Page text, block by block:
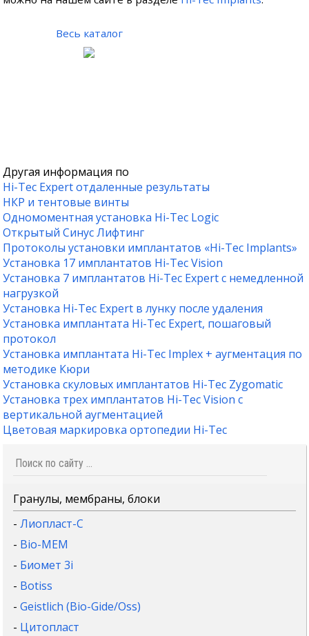
Весь каталог
Другая информация по
Hi-Tec Expert отдаленные результаты
НКР и тентовые винты
Одномоментная установка Hi-Tec Logic
Открытый Синус Лифтинг
Протоколы установки имплантатов «Hi-Tec Implants»
Установка 17 имплантатов Hi-Tec Vision
Установка 7 имплантатов Hi-Tec Expert c немедленной
нагрузкой
Установка Hi-Tec Expert в лунку после удаления
Установка имплантата Hi-Tec Expert, пошаговый
протокол
Установка имплантата Hi-Tec Implex + аугментация по
методике Кюри
Установка скуловых имплантатов Hi-Tec Zygomatic
Установка трех имплантатов Hi-Tec Vision c
вертикальной аугментацией
Цветовая маркировка ортопедии Hi-Tec
Гранулы, мембраны, блоки
-Лиопласт-С
- Bio-MEM
- Биомет 3i
- Botiss
-Geistlich (Bio-Gide/Oss)
- Цитопласт